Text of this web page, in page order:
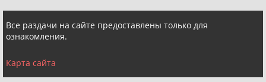
Все раздачи на сайте предоставлены только для
ознакомления.
Карта сайта